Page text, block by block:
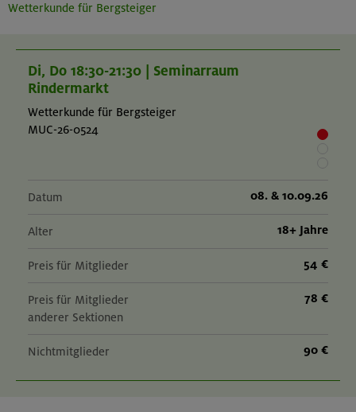
Wetterkunde für Bergsteiger
Di, Do 18:30-21:30 | Seminarraum
Rindermarkt
Wetterkunde für Bergsteiger
MUC-26-0524
Datum 08. & 10.09.26
Alter 18+ Jahre
Preis für Mitglieder 54 €
Preis für Mitglieder
anderer Sektionen
78 €
Nichtmitglieder 90 €